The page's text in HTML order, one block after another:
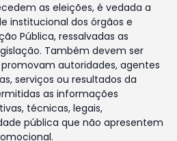
as eleições, é vedada a
institucional dos órgãos e
Pública, ressalvadas as
Também devem ser
autoridades, agentes
serviços ou resultados da
as informações
técnicas, legais,
pública que não apresentem